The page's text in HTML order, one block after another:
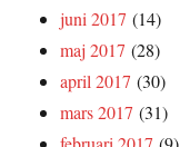
juni 2017 (14)
maj 2017 (28)
april 2017 (30)
mars 2017 (31)